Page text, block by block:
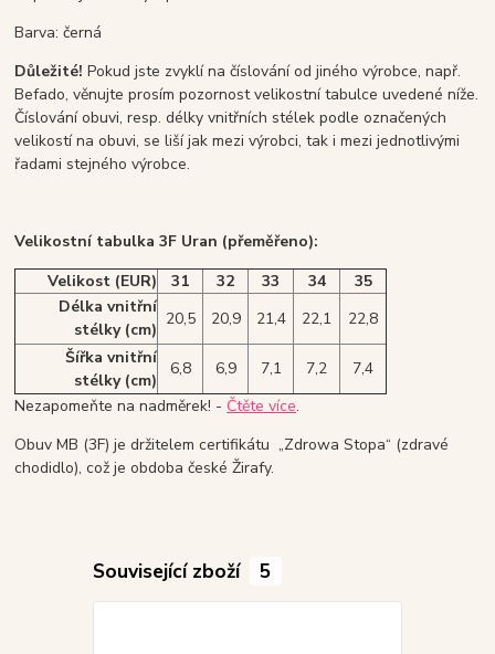
Barva: černá
Důležité! Pokud jste zvyklí na číslování od jiného výrobce, např.
Befado, věnujte prosím pozornost velikostní tabulce uvedené níže.
Číslování obuvi, resp. délky vnitřních stélek podle označených
velikostí na obuvi, se liší jak mezi výrobci, tak i mezi jednotlivými
řadami stejného výrobce.
Velikostní tabulka 3F Uran (přeměřeno):
Velikost (EUR)
31 32 33 34
35
Délka vnitřní
stélky (cm)
20,5 20,9 21,4 22,1
22,8
Šířka vnitřní
stélky (cm)
6,8 6,9 7,1 7,2
7,4
Nezapomeňte na nadměrek! - Čtěte více.
Obuv MB (3F) je držitelem certifikátu „Zdrowa Stopa“ (zdravé
chodidlo), což je obdoba české Žirafy.
Související zboží 5